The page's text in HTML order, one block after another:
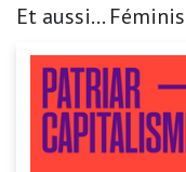
Et aussi...